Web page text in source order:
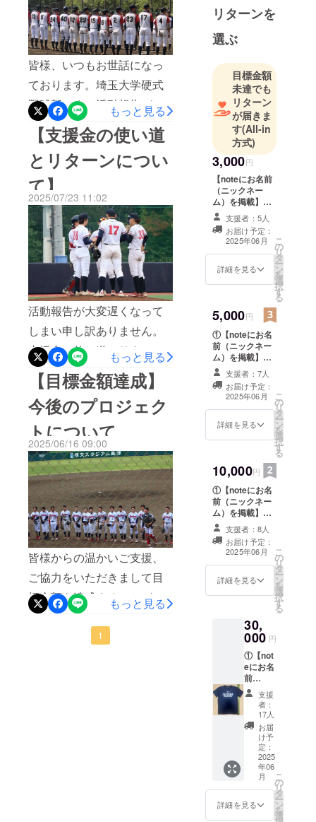
援者様にお届けさせていた
だいております。お待たせ
してしまい申し訳ありませ
んでした。【プロジェクト
の進捗状況】前にも投稿さ
せていただきました通り、
学生支援課様のご協力があ
りまして、集球ネットとL字
ネットのフレーム更新及び
ネットの貼り付け、木製グ
ラウンドレーキの追加は完
了しております。今後は一
月のオフシーズン中にプ
レートとベース周りの工事🪏
を実施していただく予定で
す。引き続きプロジェクト
完了までよろしくお願いい
たします。【支援金の使用
状況について】予定してい
た使い道通りに使わせてい
ただいております。
（※campfireさんへの手数料
で支援金の17%以上掛かっ
ております。）以下、使用
したものを箇条書きをいた
します。・除草剤等のグラ
ウンド整備用品・遠征費の
一部・リターン、リターン
郵送費今後は土と追加の除
草剤、ボール等の備品に使
わせていただく予定です。
残りは次の目標に向けての
貯蓄として、手をつけずに
皆様、いつもお世話になっ
ております。埼玉大学硬式
野球部です。活動報告が遅
れてしまい申し訳ありませ
ん。リターンの状況につい
てですが、ほぼ全てのリ
ターンは配送させていただ
きました。ここまでプロ
ジェクトを進めることがで
きたのは、皆様からのご支
援のおかげです。本当にあ
りがとうございます。残り
一部のリターンは選手カー
ドor Tシャツへの刺繍の遅れ
のため、発送手続きが済ん
でおりません。大変お待た
せしてしまい申し訳ありま
せんが、用意ができ次第速
やかに配送させていただき
ます。今後もプロジェクト
完了に向けて取り組んでい
きます。よろしくお願いい
たします。
もっと見る
【支援金の使い道
とリターンについ
て】
2025/07/23 11:02
活動報告が大変遅くなって
しまい申し訳ありません。
支援金の使い道とリターン
の現状について報告いたし
ます。〈支援金の使い道に
ついて〉本プロジェクト
ページで記載しておりまし
た埼玉大学学生支援課様か
らの支援の件ですが、集球
ネットとL字ネットのフレー
ム更新並びにネットの張り
付け、整備道具の追加、オ
フシーズンにベースの取り
替え作業をしていただける
ことが決定いたしました！
ご支援くださいました皆様
や学生支援課様をはじめ、
多くの皆様方のお力で目標
もっと見る
【目標金額達成】
今後のプロジェク
トについて
2025/06/16 09:00
皆様からの温かいご支援、
ご協力をいただきまして目
標金額を達成することがで
きました。今回、埼玉大学
硬式野球部がクラウドファ
もっと見る
1
張らせてい
ただいてお
ります‼️
各SNSの
フォローも
よろしくお
願いいたし
ます🙇
Instagram：
https://www.i
nstagram.co
m/saitamabb
c89/
X：
/saitamaBBC
note：
https://note.c
om/saitamab
bc_89
リターンを
選ぶ
目標金額
未達でも
リターン
が届きま
す(All-in
方式)
3,000円
【noteにお名前
（ニックネー
ム）を掲載】さ
せていただきま
す。ご希望のお
名前またはニッ
クネームを備考
欄にご記入いた
だきたいです。
※文字でのみの掲
限り、掲載をさ
せていただきま
す。
支援者：5人
お届け予定：
2025年06月
詳細を見る
こ
の
リ
タ
ー
ン
を
選
択
す
る
5,000円
①【noteにお名
前（ニックネー
ム）を掲載】さ
せていただきま
す。ご希望のお
名前またはニッ
クネームを備考
欄にご記入いた
だきたいです。
※文字でのみの掲
限り、掲載をさ
せていただきま
す。 ②【感謝の
手紙】を送らせ
ていただきま
す。部員が書か
せていただくた
め、指名したい
部員がいらっ
ら、備考欄に記
入をお願いいた
支援者：7人
お届け予定：
2025年06月
詳細を見る
こ
の
リ
タ
ー
ン
を
選
択
す
る
10,000円
①【noteにお名
前（ニックネー
ム）を掲載】さ
せていただきま
す。ご希望のお
名前またはニッ
クネームを備考
欄にご記入いた
だきたいです。
※文字でのみの掲
限り、掲載をさ
せていただきま
カード入り感謝
の手紙】を送ら
せていただきま
す。カード、お
手紙ともにご指
名いただけます
ので、ご希望の
部員がいらっ
しゃいました
ら、備考欄に記
入をお願いいた
写真を用いた手
作りになりま
支援者：8人
お届け予定：
2025年06月
詳細を見る
こ
の
リ
タ
ー
ン
を
選
択
す
る
30,
000 円
①【not
eにお名
前
（ニッ
クネー
ム）を
掲載】
させて
いただ
きま
す。ご
希望の
お名前
または
ニック
支援
者：
17人
お届
け予
定：
2025
年06
月
詳細を見る
こ
の
リ
タ
ー
ン
を
選